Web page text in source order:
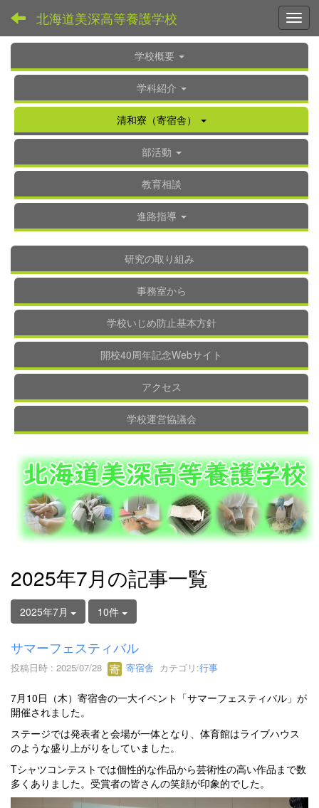
北海道美深高等養護学校
学校概要
学科紹介
清和寮（寄宿舎）
部活動
教育相談
進路指導
研究の取り組み
事務室から
学校いじめ防止基本方針
開校40周年記念Webサイト
アクセス
学校運営協議会
2025年7月の記事一覧
2025年7月 10件
サマーフェスティバル
投稿日時 : 2025/07/28 寄宿舎 カテゴリ:行事
7月10日（木）寄宿舎の一大イベント「サマーフェスティバル」が
開催されました。
ステージでは発表者と会場が一体となり、体育館はライブハウス
のような盛り上がりをしていました。
Tシャツコンテストでは個性的な作品から芸術性の高い作品まで数
多くありました。受賞者の皆さんの笑顔が印象的でした。